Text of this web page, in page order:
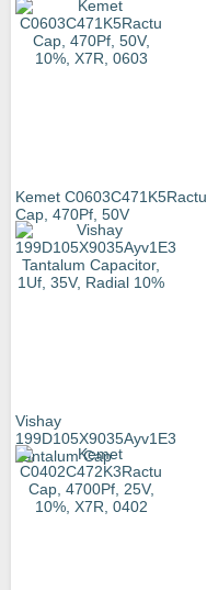
Kemet C0603C471K5Ractu
Cap, 470Pf, 50V
Vishay
199D105X9035Ayv1E3
Tantalum Cap